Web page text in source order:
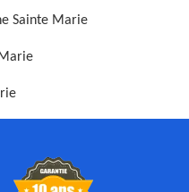
Sainte Marie